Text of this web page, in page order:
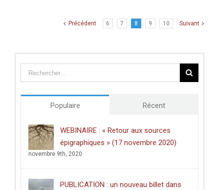
en
terre-
la
Précédent 6 7 8 9 10 Suivant
Populaire Récent
WEBINAIRE : « Retour aux sources
épigraphiques » (17 novembre 2020)
novembre 9th, 2020
PUBLICATION : un nouveau billet dans